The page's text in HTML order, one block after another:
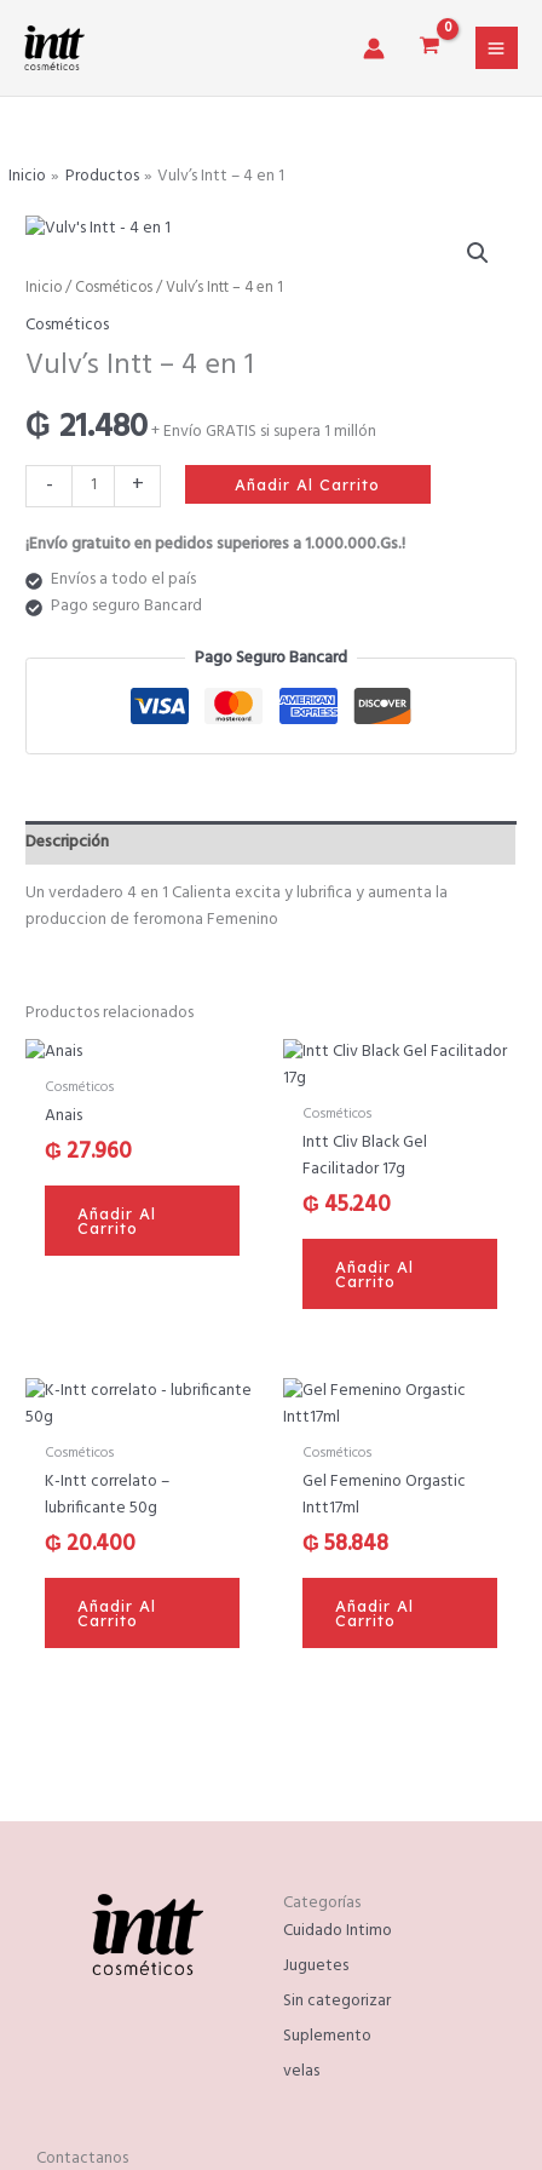
contenido
Inicio Productos Vulv’s Intt – 4 en 1
Inicio/Cosméticos/ Vulv’s Intt – 4 en 1
Cosméticos
Vulv’s Intt – 4 en 1
₲ 21.480+ Envío GRATIS si supera 1 millón
-
Vulv's
Intt
4
1
cantidad
+ Añadir Al Carrito
¡Envío gratuito en pedidos superiores a 1.000.000.Gs.!
Envíos a todo el país
Pago seguro Bancard
Pago Seguro Bancard
Descripción
Un verdadero 4 en 1 Calienta excita y lubrifica y aumenta la
produccion de feromona Femenino
Productos relacionados
Cosméticos
Anais
₲ 27.960
Añadir Al
Carrito
Cosméticos
Intt Cliv Black Gel
Facilitador 17g
₲ 45.240
Añadir Al
Carrito
Cosméticos
K-Intt correlato –
lubrificante 50g
₲ 20.400
Añadir Al
Carrito
Cosméticos
Gel Femenino Orgastic
Intt17ml
₲58.848
Añadir Al
Carrito
Categorías
Cuidado Intimo
Juguetes
Sin categorizar
Suplemento
velas
Contactanos